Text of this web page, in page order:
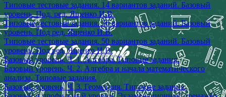
Типовые тестовые задания. 14 вариантов заданий. Базовый
уровень. Под. ред. Ященко И.В.
Типовые тестовые задания. 36 вариантов заданий. Базовый
уровень. Под ред. Ященко И.В.
Типовые тестовые задания. 50 вариантов заданий. Базовый
уровень. Под ред. Ященко И.В.
Базовый уровень. Ч. 1. Алгебра. Типовые задания.
Базовый уровень. Ч. 2. Алгебра и начала математического
анализа. Типовые задания.
Базовый уровень. Ч. 3. Геометрия. Типовые задания.